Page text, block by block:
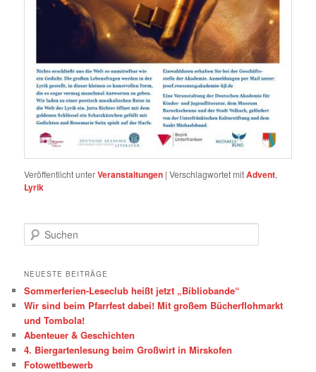
Veröffentlicht unterVeranstaltungen |Verschlagwortet mitAdvent,
Lyrik
u
h
n
NEUESTE BEITRÄGE
Sommerferien-Leseclub heißt jetzt „Bibliobande“
Wir sind beim Pfarrfest dabei! Mit großem Bücherflohmarkt
und Tombola!
Abenteuer & Geschichten
4. Biergartenlesung beim Großwirt in Mirskofen
Fotowettbewerb